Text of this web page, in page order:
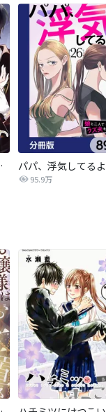
ない
95.9万